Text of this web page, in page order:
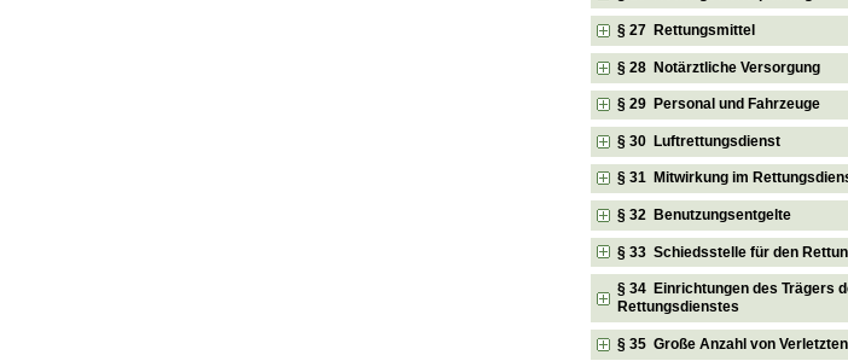
§ 27 Rettungsmittel
§ 28 Notärztliche Versorgung
§ 29 Personal und Fahrzeuge
§ 30 Luftrettungsdienst
§ 31 Mitwirkung im
§ 32 Benutzungsentgelte
§ 33 Schiedsstelle für den
§ 34 Einrichtungen des Trägers
Rettungsdienstes
§ 35 Große Anzahl von